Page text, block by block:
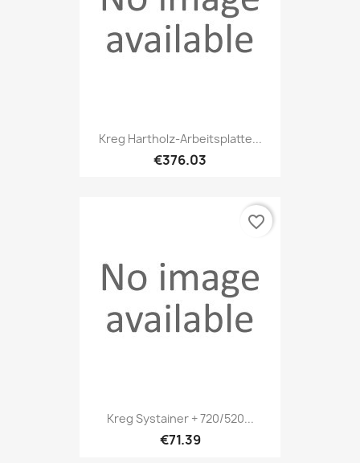
Kreg Hartholz-Arbeitsplatte...
€376.03
Kreg Systainer + 720/520...
€71.39
favorite_border